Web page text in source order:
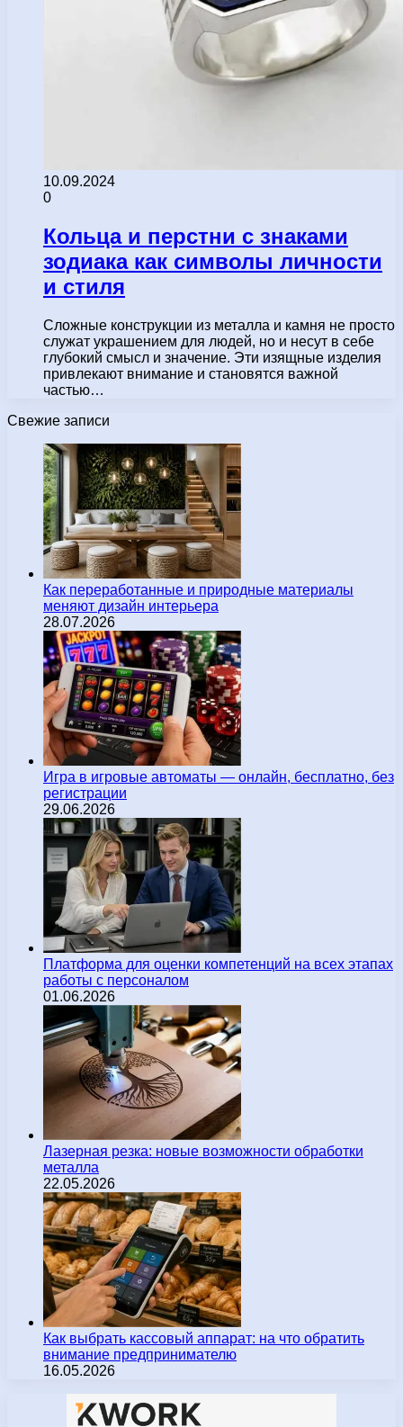
10.09.2024
0
Кольца и перстни с знаками
зодиака как символы личности
и стиля
Сложные конструкции из металла и камня не просто
служат украшением для людей, но и несут в себе
глубокий смысл и значение. Эти изящные изделия
привлекают внимание и становятся важной
частью…
Свежие записи
Как переработанные и природные материалы
меняют дизайн интерьера
28.07.2026
Игра в игровые автоматы — онлайн, бесплатно, без
регистрации
29.06.2026
Платформа для оценки компетенций на всех этапах
работы с персоналом
01.06.2026
Лазерная резка: новые возможности обработки
металла
22.05.2026
Как выбрать кассовый аппарат: на что обратить
внимание предпринимателю
16.05.2026